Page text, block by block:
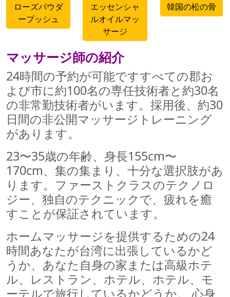
ローズパウダ
ープッシュ
エッセンシャ
ルオイルマッ
サージ
韓国の松の骨
マッサージ師の紹介
24時間の予約が可能ですすべての郡お
よび市に約100名の専任技術者と約30名
の非常勤技術者がいます。採用後、約30
日間の非公開マッサージトレーニング
があります。
23〜35歳の年齢、身長155cm〜
170cm、集の集まり、十分な選択肢があ
ります。ファーストクラスのテクノロ
ジー、独自のテクニックで、疲れを癒
すことが保証されています。
ホームマッサージを提供するための24
時間あなたが台湾に出張しているかど
うか、あなた自身の家または高級ホテ
ル、レストラン、ホテル、ホテル、モ
ーテルで旅行しているかどうか。 心身